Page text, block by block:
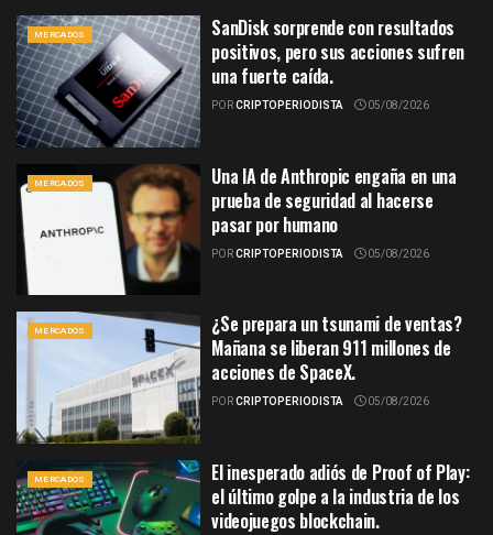
MERCADOS
SanDisk sorprende con resultados
positivos, pero sus acciones sufren
una fuerte caída.
PORCRIPTOPERIODISTA 05/08/2026
MERCADOS
Una IA de Anthropic engaña en una
prueba de seguridad al hacerse
pasar por humano
PORCRIPTOPERIODISTA 05/08/2026
MERCADOS
¿Se prepara un tsunami de ventas?
Mañana se liberan 911 millones de
acciones de SpaceX.
PORCRIPTOPERIODISTA 05/08/2026
MERCADOS
El inesperado adiós de Proof of Play:
el último golpe a la industria de los
videojuegos blockchain.